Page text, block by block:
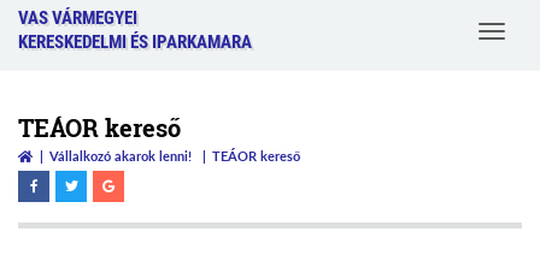
VAS VÁRMEGYEI
KERESKEDELMI ÉS IPARKAMARA
Toggle
TEÁOR kereső
Vállalkozó akarok lenni! TEÁOR kereső